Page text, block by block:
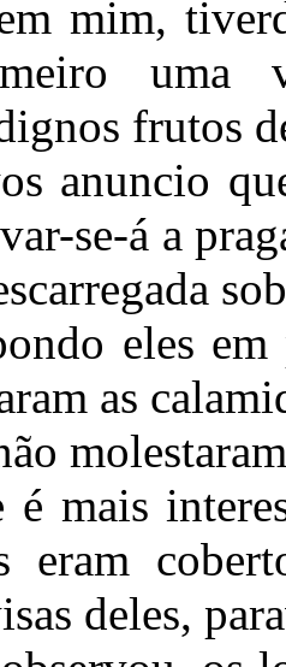
mim,
uma
frutos
anuncio
se-á a
eles
as
mais
eram
deles,